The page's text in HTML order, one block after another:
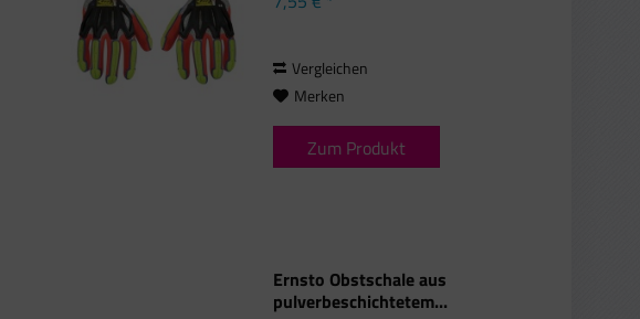
TPR-Aufprallschutz auf der Oberseite
Vergleichen
Merken
Zum Produkt
Ernsto Obstschale aus
pulverbeschichtetem...